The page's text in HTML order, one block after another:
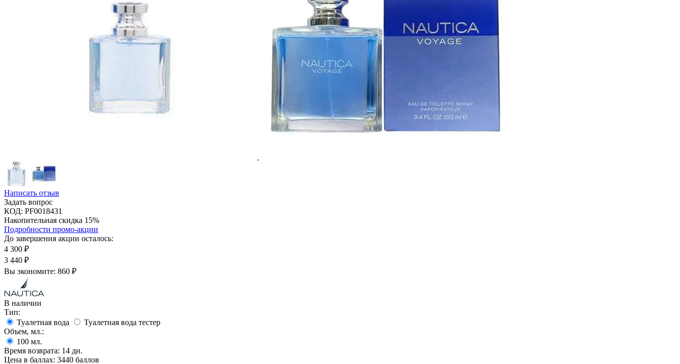
Написать отзыв
Задать вопрос
КОД: PF0018431
Накопительная скидка 15%
Подробности промо-акции
До завершения акции осталось:
4 300 ₽
3 440 ₽
Вы экономите: 860 ₽
В наличии
Тип:
Туалетная вода
Туалетная вода тестер
Объем, мл.:
100 мл.
Время возврата: 14 дн.
Цена в баллах: 3440 баллов